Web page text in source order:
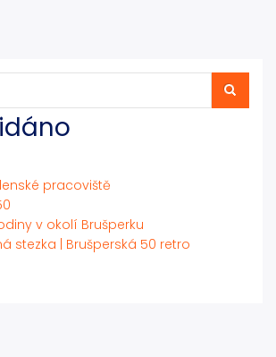
pracoviště
v okolí Brušperku
stezka | Brušperská 50 retro